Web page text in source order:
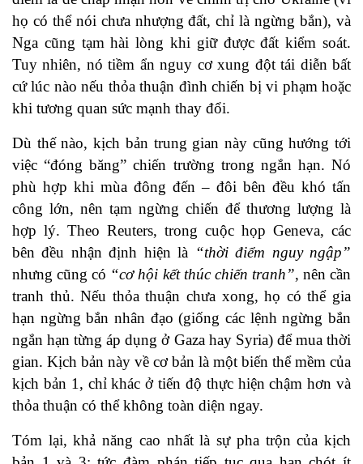
họ có thể nói chưa nhượng đất, chỉ là ngừng bắn), và
Nga cũng tạm hài lòng khi giữ được đất kiểm soát.
Tuy nhiên, nó tiềm ẩn nguy cơ xung đột tái diễn bất
cứ lúc nào nếu thỏa thuận đình chiến bị vi phạm hoặc
khi tương quan sức mạnh thay đổi.
Dù thế nào, kịch bản trung gian này cũng hướng tới
việc “đóng băng” chiến trường trong ngắn hạn. Nó
phù hợp khi mùa đông đến – đôi bên đều khó tấn
công lớn, nên tạm ngừng chiến để thương lượng là
hợp lý. Theo Reuters, trong cuộc họp Geneva, các
bên đều nhận định hiện là “thời điểm nguy ngập”
nhưng cũng có “cơ hội kết thúc chiến tranh”, nên cần
tranh thủ. Nếu thỏa thuận chưa xong, họ có thể gia
hạn ngừng bắn nhân đạo (giống các lệnh ngừng bắn
ngắn hạn từng áp dụng ở Gaza hay Syria) để mua thời
gian. Kịch bản này về cơ bản là một biến thể mềm của
kịch bản 1, chỉ khác ở tiến độ thực hiện chậm hơn và
thỏa thuận có thể không toàn diện ngay.
Tóm lại, khả năng cao nhất là sự pha trộn của kịch